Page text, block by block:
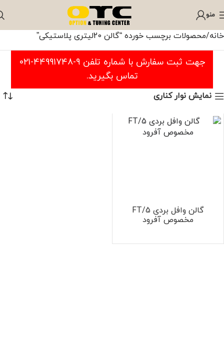
منو
خانه محصولات برچسب خورده “گالن 20لیتری پلاستیکی”
جهت ثبت سفارش با شماره تلفن ۹-۴۴۹۹۱۷۴۸-۰۲۱
تماس بگیرید.
نمایش نوار کناری
گالن وافل بردی FT/5
مخصوص آفرود